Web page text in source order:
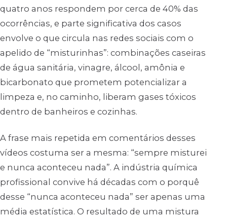
quatro anos respondem por cerca de 40% das
ocorrências, e parte significativa dos casos
envolve o que circula nas redes sociais com o
apelido de “misturinhas”: combinações caseiras
de água sanitária, vinagre, álcool, amônia e
bicarbonato que prometem potencializar a
limpeza e, no caminho, liberam gases tóxicos
dentro de banheiros e cozinhas.
A frase mais repetida em comentários desses
vídeos costuma ser a mesma: “sempre misturei
e nunca aconteceu nada”. A indústria química
profissional convive há décadas com o porquê
desse “nunca aconteceu nada” ser apenas uma
média estatística. O resultado de uma mistura